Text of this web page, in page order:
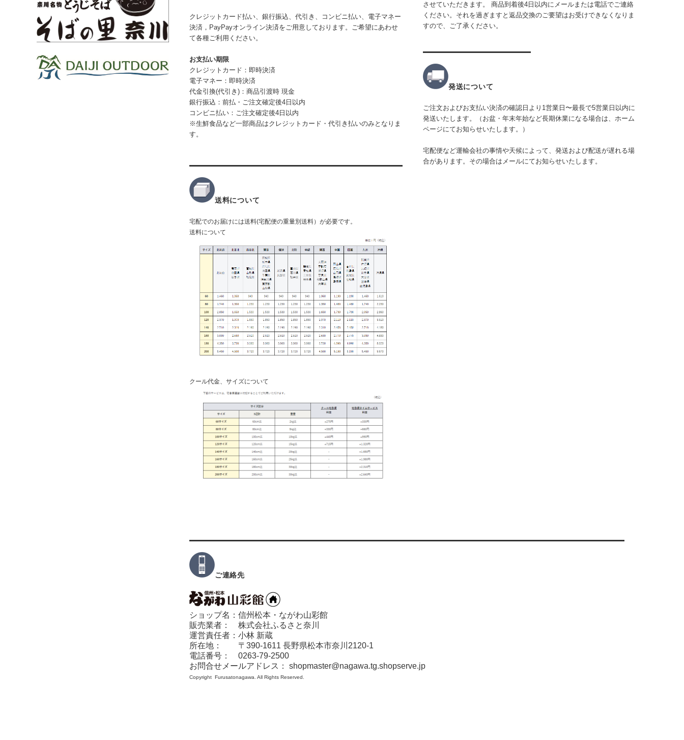
クレジットカード払い、 銀行振込、代引き、コンビニ払い、電子マネー
決済，PayPayオンライン決済をご用意しております。ご希望にあわせ
て各種ご利用ください。
お支払い期限
クレジットカード：即時決済
電子マネー：即時決済
代金引換(代引き)：商品引渡時 現金
銀行振込：前払・ご注文確定後4日以内
コンビニ払い：ご注文確定後4日以内
※生鮮食品など一部商品はクレジットカード・代引き払いのみとなりま
す。
送料について
宅配でのお届けには送料(宅配便の重量別送料）が必要です。
送料について
クール代金、 サイズについて
させていただきます。 商品到着後4日以内にメールまたは電話でご連絡
ください。それを過ぎますと返品交換のご要望はお受けできなくなりま
すので、ご了承ください。
発送について
ご注文およびお支払い決済の確認日より1営業日〜最長で5営業日以内に
発送いたします。（お盆・年末年始など長期休業になる場合は、ホーム
ページにてお知らせいたします。）
宅配便など運輸会社の事情や天候によって、発送および配送が遅れる場
合があります。その場合はメールにてお知らせいたします。
ご連絡先
ショップ名：信州松本・ながわ山彩館
販売業者： 株式会社ふるさと奈川
運営責任者：小林 新蔵
所在地： 〒390-1611 長野県松本市奈川2120-1
電話番号： 0263-79-2500
お問合せメールアドレス： shopmaster@nagawa.tg.shopserve.jp
Copyright Furusatonagawa. All Rights Reserved.